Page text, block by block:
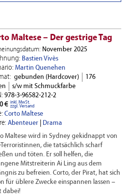
Maltese – Der gestrige Tag
November 2025
Bastien Vivès
Martin Quenehen
gebunden (Hardcover)
176
s/w mit Schmuckfarbe
978-3-96582-212-2
€ inkl. MwSt.
zzgl. Versand
Corto Maltese
Abenteuer| Drama
Maltese wird in Sydney gekidnappt von
Terroristinnen, die tatsächlich scharf
und töten. Er soll helfen, die
Mitstreiterin Ai Ling aus dem
zu befreien. Corto, der Pirat, hat sich
für üblere Zwecke einspannen lassen –
dabei!